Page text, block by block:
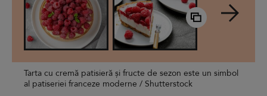
Tarta cu cremă patisieră și fructe de sezon este un simbol
al patiseriei franceze moderne / Shutterstock